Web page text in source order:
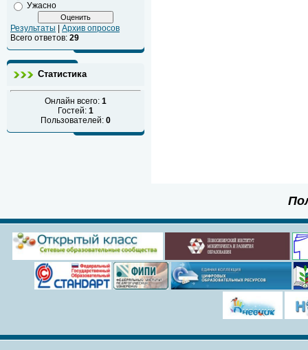
Ужасно
Результаты
Архив опросов
Всего ответов: 29
Статистика
Онлайн всего: 1
Гостей: 1
Пользователей: 0